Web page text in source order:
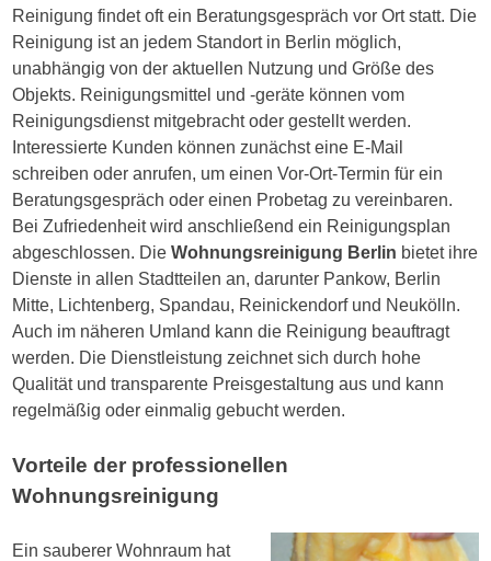
Reinigung findet oft ein Beratungsgespräch vor Ort statt. Die
Reinigung ist an jedem Standort in Berlin möglich,
unabhängig von der aktuellen Nutzung und Größe des
Objekts. Reinigungsmittel und -geräte können vom
Reinigungsdienst mitgebracht oder gestellt werden.
Interessierte Kunden können zunächst eine E-Mail
schreiben oder anrufen, um einen Vor-Ort-Termin für ein
Beratungsgespräch oder einen Probetag zu vereinbaren.
Bei Zufriedenheit wird anschließend ein Reinigungsplan
abgeschlossen. DieWohnungsreinigung Berlin bietet ihre
Dienste in allen Stadtteilen an, darunter Pankow, Berlin
Mitte, Lichtenberg, Spandau, Reinickendorf und Neukölln.
Auch im näheren Umland kann die Reinigung beauftragt
werden. Die Dienstleistung zeichnet sich durch hohe
Qualität und transparente Preisgestaltung aus und kann
regelmäßig oder einmalig gebucht werden.
Vorteile der professionellen
Wohnungsreinigung
Ein sauberer Wohnraum hat